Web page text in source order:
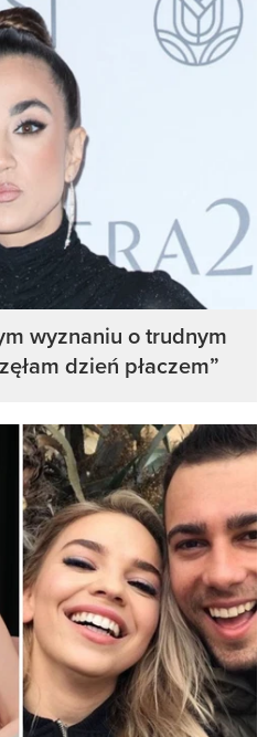
wyznaniu o trudnym
dzień płaczem”